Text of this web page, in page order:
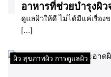
อาหารที่ช่วยบำรุงผิ
ดูแลผิวให้ดี ไม่ได้มีแค่เรื่อง
[…]
ผิว สุขภาพผิว การดูแลผิว